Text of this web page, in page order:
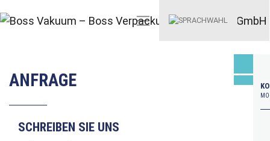
ANFRAGE
SCHREIBEN SIE UNS